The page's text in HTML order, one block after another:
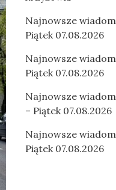
Najnowsze
Piątek 07.08.2026
Najnowsze
Piątek 07.08.2026
Najnowsze
– Piątek 07.08.2026
Najnowsze
Piątek 07.08.2026